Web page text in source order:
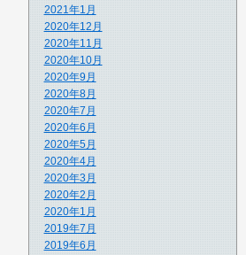
2021年1月
2020年12月
2020年11月
2020年10月
2020年9月
2020年8月
2020年7月
2020年6月
2020年5月
2020年4月
2020年3月
2020年2月
2020年1月
2019年7月
2019年6月